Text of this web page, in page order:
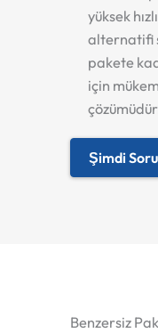
yüksek
alternatifi
pakete
için
Şimdi
Benzersiz